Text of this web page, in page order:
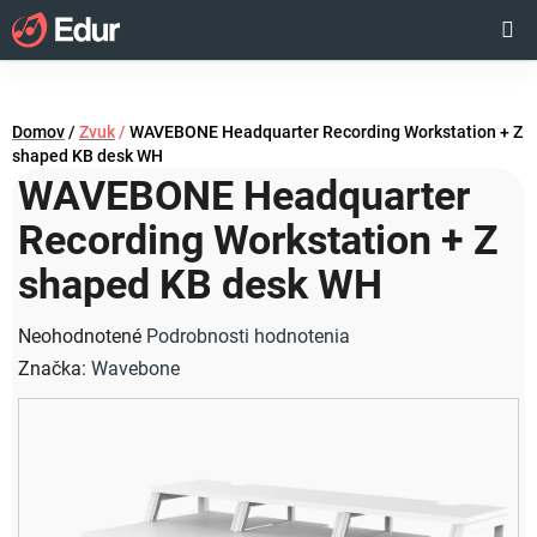
Prejsť
na
obsah
KOŠÍK
Domov/ Zvuk / WAVEBONE Headquarter Recording Workstation + Z
shaped KB desk WH
WAVEBONE Headquarter
Recording Workstation + Z
shaped KB desk WH
Priemerné
hodnotenie
produktu
Neohodnotené Podrobnosti hodnotenia
Značka: Wavebone